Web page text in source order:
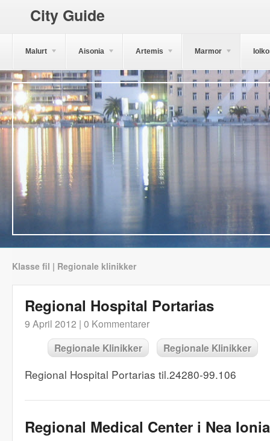
City Guide
Malurt Aisonia Artemis Marmor
Klasse fil | Regionale klinikker
Regional Hospital Portarias
9 April 2012 | 0 Kommentarer
Regionale Klinikker Regionale Klinikker
Regional Hospital Portarias til.24280-99.106
Regional Medical Center i Nea Ionia